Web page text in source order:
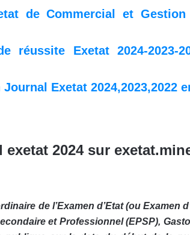
de Commercial et
réussite Exetat 2024-2023-
Exetat 2024,2023,2022
2024 sur
de l’Examen d’Etat (ou Examen
et Professionnel (EPSP),